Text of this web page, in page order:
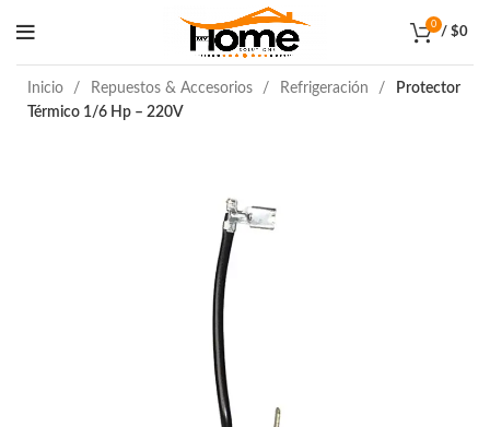
0
/ $0
Inicio Repuestos & Accesorios Refrigeración
Protector
Térmico 1/6 Hp – 220V